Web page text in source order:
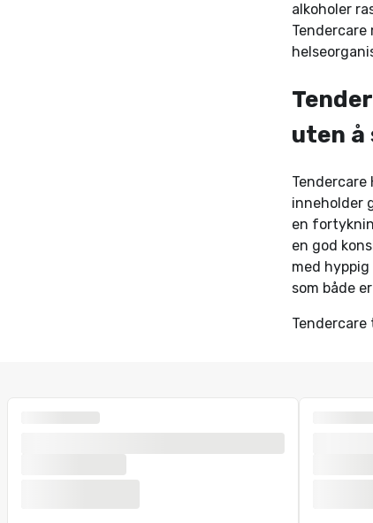
alkoholer
Tendercare
uten å
inneholder
en
en god
med
som både
Tendercare